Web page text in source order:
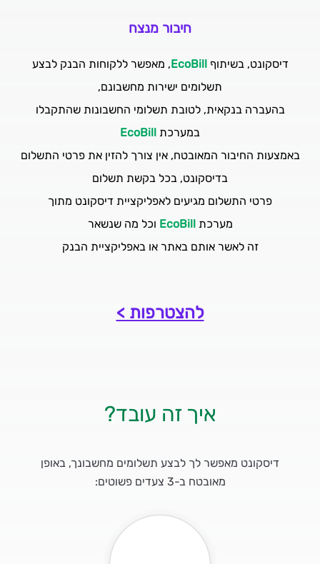
חיבור מנצח
דיסקונט, בשיתוףEcoBill, מאפשר ללקוחות הבנק לבצע
תשלומים ישירות מחשבונם,
בהעברה בנקאית, לטובת תשלומי החשבונות שהתקבלו
במערכת EcoBill
באמצעות החיבור המאובטח, אין צורך להזין את פרטי התשלום
בדיסקונט, בכל בקשת תשלום
פרטי התשלום מגיעים לאפליקציית דיסקונט מתוך
מערכתEcoBill וכל מה שנשאר
זה לאשר אותם באתר או באפליקציית הבנק
להצטרפות >
איך זה עובד?
דיסקונט מאפשר לך לבצע תשלומים מחשבונך, באופן
מאובטח ב-3 צעדים פשוטים: